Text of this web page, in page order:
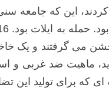
این که جامعه
می گرفتند و یک
ماهیت ضد غربی و
که برای تولید این